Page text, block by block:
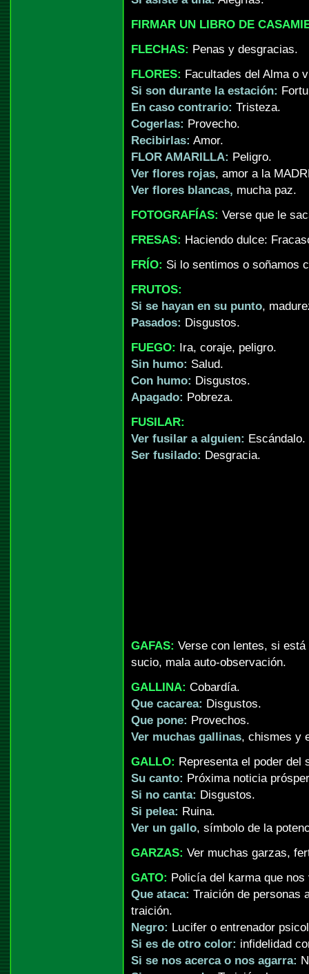
FIRMAR UN LIBRO DE
FLECHAS: Penas y desgracias.
FLORES: Facultades del Alma o
Si son durante la estación:
En caso contrario: Tristeza.
Cogerlas: Provecho.
Recibirlas: Amor.
FLOR AMARILLA: Peligro.
Ver flores rojas, amor a la
Ver flores blancas, mucha paz.
FOTOGRAFÍAS: Verse que le
FRESAS: Haciendo dulce:
FRÍO: Si lo sentimos o soñamos
FRUTOS:
Si se hayan en su punto,
Pasados: Disgustos.
FUEGO: Ira, coraje, peligro.
Sin humo: Salud.
Con humo: Disgustos.
Apagado: Pobreza.
FUSILAR:
Ver fusilar a alguien: Escándalo.
Ser fusilado: Desgracia.
GAFAS: Verse con lentes, si
sucio, mala auto-observación.
GALLINA: Cobardía.
Que cacarea: Disgustos.
Que pone: Provechos.
Ver muchas gallinas, chismes y
GALLO: Representa el poder del
Su canto: Próxima noticia
Si no canta: Disgustos.
Si pelea: Ruina.
Ver un gallo, símbolo de la
GARZAS: Ver muchas garzas,
GATO: Policía del karma que nos
Que ataca: Traición de personas
traición.
Negro: Lucifer o entrenador
Si es de otro color: infidelidad
Si se nos acerca o nos agarra: